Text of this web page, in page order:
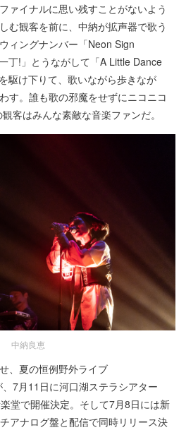
ァイナルに思い残すことがないよう
む観客を前に、中納が拡声器で歌う
ィングナンバー「Neon Sign
丁!」とうながして「A Little Dance
駆け下りて、歌いながら歩きなが
す。誰も歌の邪魔をせずにニコニコ
客はみんな素敵な音楽ファンだ。
中納良恵
、夏の恒例野外ライブ
、7月11日に河口湖ステラシアター
堂で開催決定。そして7月8日には新
アナログ盤と配信で同時リリース決